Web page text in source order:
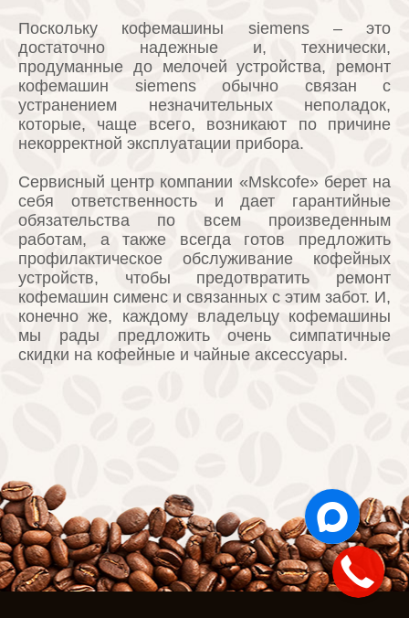
Поскольку кофемашины siemens – это
достаточно надежные и, технически,
продуманные до мелочей устройства, ремонт
кофемашин siemens обычно связан с
устранением незначительных неполадок,
которые, чаще всего, возникают по причине
некорректной эксплуатации прибора.
Сервисный центр компании «Mskcofe» берет на
себя ответственность и дает гарантийные
обязательства по всем произведенным
работам, а также всегда готов предложить
профилактическое обслуживание кофейных
устройств, чтобы предотвратить ремонт
кофемашин сименс и связанных с этим забот. И,
конечно же, каждому владельцу кофемашины
мы рады предложить очень симпатичные
скидки на кофейные и чайные аксессуары.